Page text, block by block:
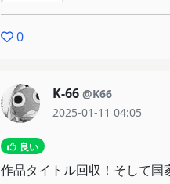
0
K-66 @K66
2025-01-11 04:05
良い
作品タイトル回収！そして